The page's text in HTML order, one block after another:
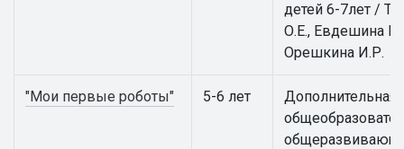
детей 6-7лет /
О.Е., Евдешина
Орешкина И.Р.
"Мои первые роботы" 5-6 лет
Дополнительная